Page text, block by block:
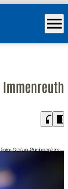
menu
headphones chrome_reader_mode
Foto: Stefan Puchner/dpa